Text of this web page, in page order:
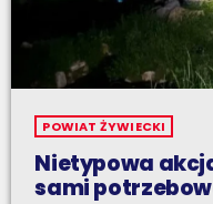
POWIAT ŻYWIECKI
Nietypowa
sami